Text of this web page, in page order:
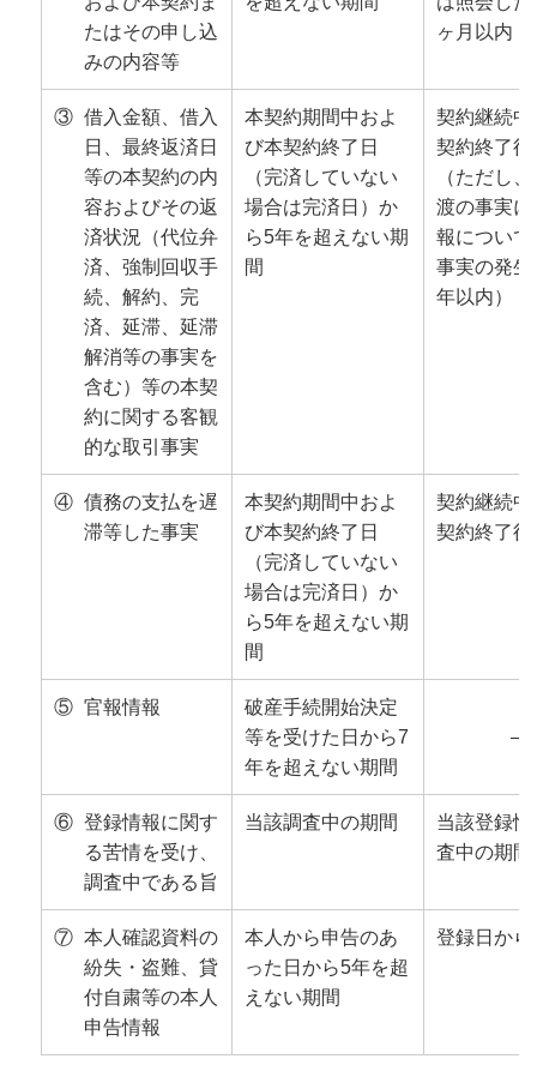
たはその申し込
みの内容等
ヶ月以内
③ 借入金額、借入
日、最終返済日
等の本契約の内
容およびその返
済状況（代位弁
済、強制回収手
続、解約、完
済、延滞、延滞
解消等の事実を
含む）等の本契
約に関する客観
的な取引事実
本契約期間中およ
び本契約終了日
（完済していない
場合は完済日）か
ら5年を超えない期
間
契約継続中
契約終了
（ただし
渡の事実に
報について
事実の発
年以内）
④ 債務の支払を遅
滞等した事実
本契約期間中およ
び本契約終了日
（完済していない
場合は完済日）か
ら5年を超えない期
間
契約継続中
契約終了
⑤ 官報情報
破産手続開始決定
等を受けた日から7
年を超えない期間
―
⑥ 登録情報に関す
る苦情を受け、
調査中である旨
当該調査中の期間
当該登録
査中の期間
⑦ 本人確認資料の
紛失・盗難、貸
付自粛等の本人
申告情報
本人から申告のあ
った日から5年を超
えない期間
登録日か